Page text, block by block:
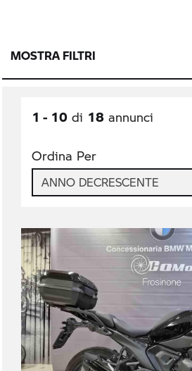
MOSTRA FILTRI
1 - 10 di 18 annunci
Ordina Per
ANNO DECRESCENTE